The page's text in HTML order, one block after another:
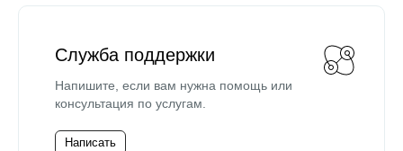
Служба поддержки
Напишите, если вам нужна помощь или
консультация по услугам.
Написать